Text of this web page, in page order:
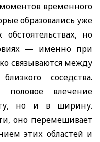
временного
образовались уже
но
— именно при
связываются между
соседства.
половое влечение
но и в ширину.
оно перемешивает
этих областей и